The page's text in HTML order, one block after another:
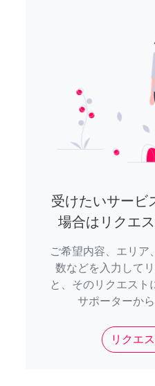
受けたいサービ
場合はリクエ
ご希望内容、エリア
数などを入力して
と、そのリクエスト
サポーターか
リクエ